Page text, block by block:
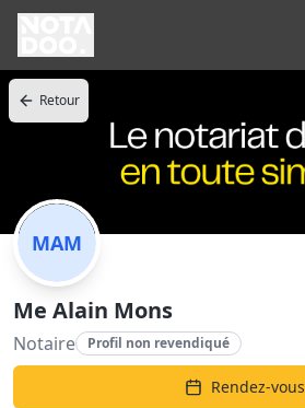
Retour
MAM
Me Alain Mons
Notaire Profil non revendiqué
Rendez-vous